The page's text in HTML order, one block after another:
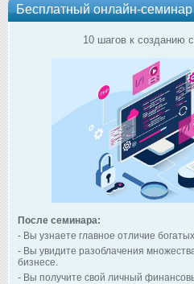
Бесплатный онлайн-семинар
10 шагов к созданию
После семинара:
- Вы узнаете главное отличие
- Вы увидите разоблачения
бизнесе.
- Вы получите свой личный